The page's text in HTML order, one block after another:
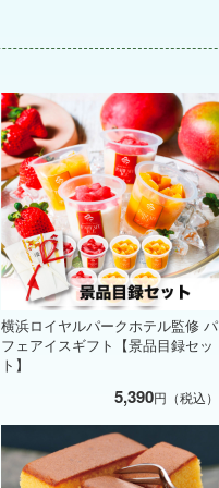
横浜ロイヤルパークホテル監修 パ
フェアイスギフト【景品目録セッ
ト】
5,390円（税込）